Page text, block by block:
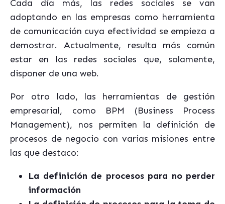
Cada día más, las redes sociales se van
adoptando en las empresas como herramienta
de comunicación cuya efectividad se empieza a
demostrar. Actualmente, resulta más común
estar en las redes sociales que, solamente,
disponer de una web.
Por otro lado, las herramientas de gestión
empresarial, como BPM (Business Process
Management), nos permiten la definición de
procesos de negocio con varias misiones entre
las que destaco:
La definición de procesos para no perder
información